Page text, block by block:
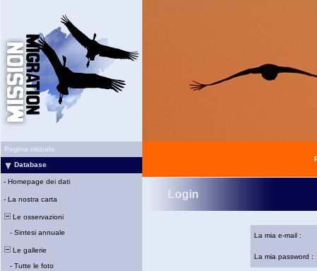
Pagina iniziale
Database
- Homepage dei dati
- La nostra carta
Le osservazioni
- Sintesi annuale
Le gallerie
- Tutte le foto
Login
La mia e-mail :
La mia password :